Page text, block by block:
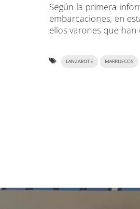
Según la primera
embarcaciones, en
ellos varones que
LANZAROTE MARRUECOS